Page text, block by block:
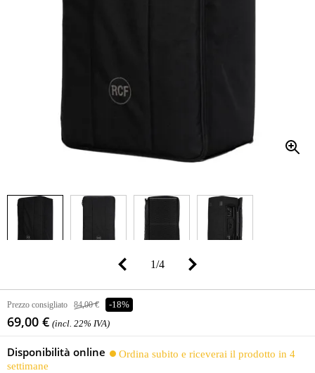
1/4
Prezzo consigliato 84,00 € -18%
69,00 € (incl. 22% IVA)
Disponibilità online
Ordina subito e riceverai il prodotto in 4
settimane